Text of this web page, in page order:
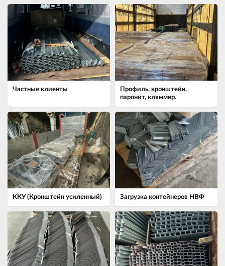
Частные клиенты
Профиль, кронштейн,
паронит, кляммер.
ККУ (Кронштейн усиленный) Загрузка контейнеров НВФ